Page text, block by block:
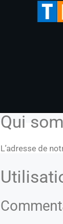
Qui
L’adresse de